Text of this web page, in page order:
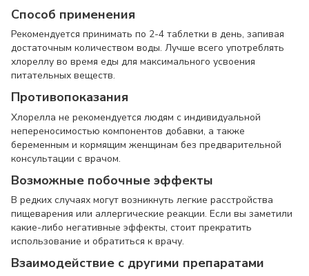
Способ применения
Рекомендуется принимать по 2-4 таблетки в день, запивая
достаточным количеством воды. Лучше всего употреблять
хлореллу во время еды для максимального усвоения
питательных веществ.
Противопоказания
Хлорелла не рекомендуется людям с индивидуальной
непереносимостью компонентов добавки, а также
беременным и кормящим женщинам без предварительной
консультации с врачом.
Возможные побочные эффекты
В редких случаях могут возникнуть легкие расстройства
пищеварения или аллергические реакции. Если вы заметили
какие-либо негативные эффекты, стоит прекратить
использование и обратиться к врачу.
Взаимодействие с другими препаратами